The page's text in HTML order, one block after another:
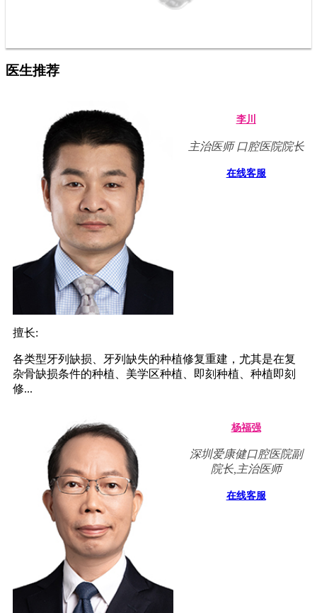
医生推荐
李川
主治医师 口腔医院院长
在线客服
擅长:
各类型牙列缺损、牙列缺失的种植修复重建，尤其是在复
杂骨缺损条件的种植、美学区种植、即刻种植、种植即刻
修...
杨福强
深圳爱康健口腔医院副
院长,主治医师
在线客服